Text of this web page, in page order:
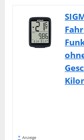
* Anzeige